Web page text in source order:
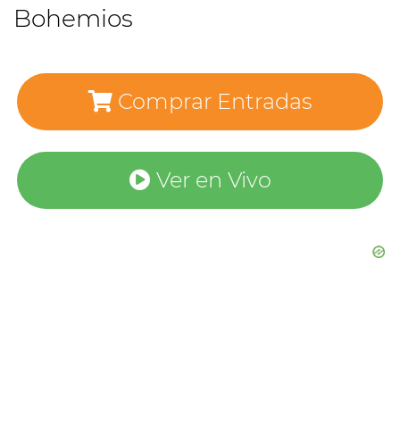
Bohemios
Comprar Entradas
Ver en Vivo